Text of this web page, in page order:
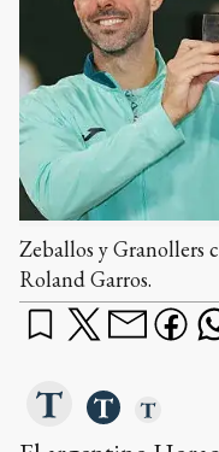
Zeballos y Granollers
Roland Garros.